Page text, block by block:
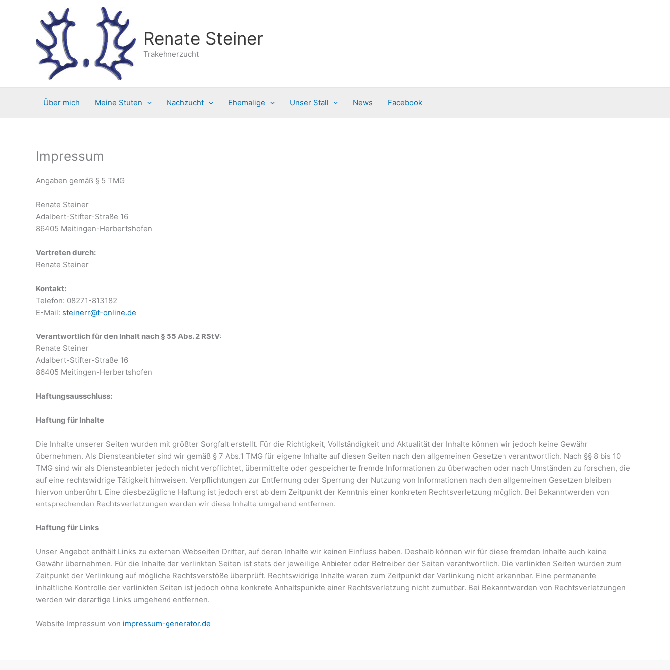
Renate Steiner
Trakehnerzucht
Über mich Meine Stuten Nachzucht Ehemalige Unser Stall News Facebook
Impressum
Angaben gemäß § 5 TMG
Renate Steiner
Adalbert-Stifter-Straße 16
86405 Meitingen-Herbertshofen
Vertreten durch:
Renate Steiner
Kontakt:
Telefon: 08271-813182
E-Mail: steinerr@t-online.de
Verantwortlich für den Inhalt nach § 55 Abs. 2 RStV:
Renate Steiner
Adalbert-Stifter-Straße 16
86405 Meitingen-Herbertshofen
Haftungsausschluss:
Haftung für Inhalte
Die Inhalte unserer Seiten wurden mit größter Sorgfalt erstellt. Für die Richtigkeit, Vollständigkeit und Aktualität der Inhalte können wir jedoch keine Gewähr
übernehmen. Als Diensteanbieter sind wir gemäß § 7 Abs.1 TMG für eigene Inhalte auf diesen Seiten nach den allgemeinen Gesetzen verantwortlich. Nach §§ 8 bis 10
TMG sind wir als Diensteanbieter jedoch nicht verpflichtet, übermittelte oder gespeicherte fremde Informationen zu überwachen oder nach Umständen zu forschen, die
auf eine rechtswidrige Tätigkeit hinweisen. Verpflichtungen zur Entfernung oder Sperrung der Nutzung von Informationen nach den allgemeinen Gesetzen bleiben
hiervon unberührt. Eine diesbezügliche Haftung ist jedoch erst ab dem Zeitpunkt der Kenntnis einer konkreten Rechtsverletzung möglich. Bei Bekanntwerden von
entsprechenden Rechtsverletzungen werden wir diese Inhalte umgehend entfernen.
Haftung für Links
Unser Angebot enthält Links zu externen Webseiten Dritter, auf deren Inhalte wir keinen Einfluss haben. Deshalb können wir für diese fremden Inhalte auch keine
Gewähr übernehmen. Für die Inhalte der verlinkten Seiten ist stets der jeweilige Anbieter oder Betreiber der Seiten verantwortlich. Die verlinkten Seiten wurden zum
Zeitpunkt der Verlinkung auf mögliche Rechtsverstöße überprüft. Rechtswidrige Inhalte waren zum Zeitpunkt der Verlinkung nicht erkennbar. Eine permanente
inhaltliche Kontrolle der verlinkten Seiten ist jedoch ohne konkrete Anhaltspunkte einer Rechtsverletzung nicht zumutbar. Bei Bekanntwerden von Rechtsverletzungen
werden wir derartige Links umgehend entfernen.
Website Impressum von impressum-generator.de